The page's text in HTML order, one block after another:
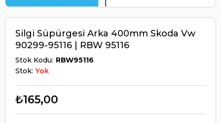
Silgi Süpürgesi Arka 400mm Skoda Vw
90299-95116 | RBW 95116
Stok Kodu RBW95116
Stok: Yok
₺165,00